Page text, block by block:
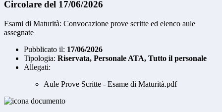
Circolare del 17/06/2026
Esami di Maturità: Convocazione prove scritte ed elenco aule
assegnate
Pubblicato il: 17/06/2026
Tipologia: Riservata, Personale ATA, Tutto il personale
Allegati:
Aule Prove Scritte - Esame di Maturità.pdf